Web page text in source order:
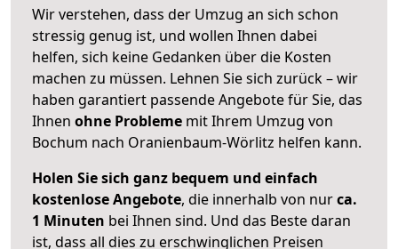
Wir verstehen, dass der Umzug an sich schon
stressig genug ist, und wollen Ihnen dabei
helfen, sich keine Gedanken über die Kosten
machen zu müssen. Lehnen Sie sich zurück – wir
haben garantiert passende Angebote für Sie, das
Ihnen ohne Probleme mit Ihrem Umzug von
Bochum nach Oranienbaum-Wörlitz helfen kann.
Holen Sie sich ganz bequem und einfach
kostenlose Angebote, die innerhalb von nurca.
1 Minuten bei Ihnen sind. Und das Beste daran
ist, dass all dies zu erschwinglichen Preisen